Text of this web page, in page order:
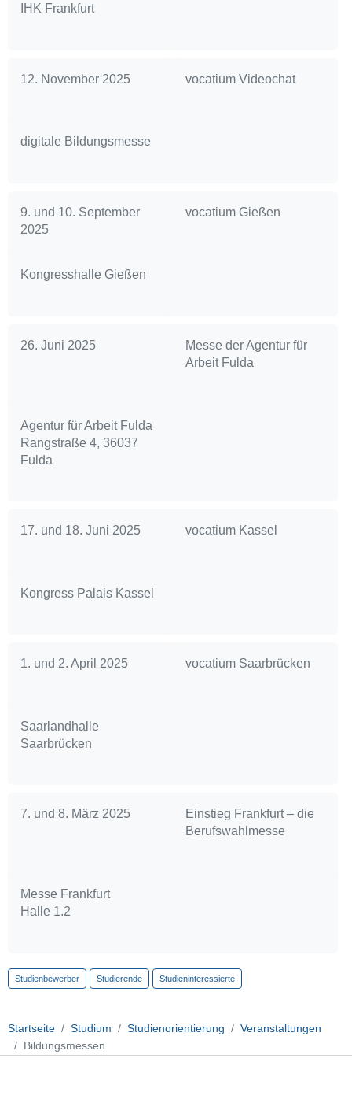
IHK Frankfurt
12. November 2025 vocatium Videochat
digitale Bildungsmesse
9. und 10. September
2025
vocatium Gießen
Kongresshalle Gießen
26. Juni 2025
Messe der Agentur für
Arbeit Fulda
Agentur für Arbeit Fulda
Rangstraße 4, 36037
Fulda
17. und 18. Juni 2025 vocatium Kassel
Kongress Palais Kassel
1. und 2. April 2025 vocatium Saarbrücken
Saarlandhalle
Saarbrücken
7. und 8. März 2025
Einstieg Frankfurt – die
Berufswahlmesse
Messe Frankfurt
Halle 1.2
Studienbewerber Studierende Studieninteressierte
Startseite Studium Studienorientierung
Veranstaltungen
Bildungsmessen